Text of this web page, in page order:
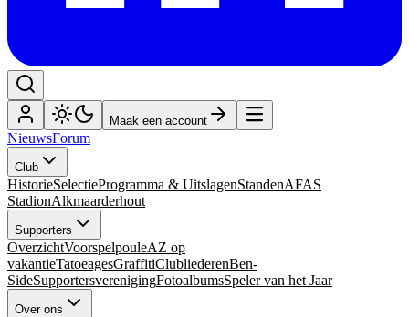
Maak een account
NieuwsForum
Club
HistorieSelectieProgramma & UitslagenStandenAFAS
StadionAlkmaarderhout
Supporters
OverzichtVoorspelpouleAZ op
vakantieTatoeagesGraffitiClubliederenBen-
SideSupportersverenigingFotoalbumsSpeler van het Jaar
Over ons